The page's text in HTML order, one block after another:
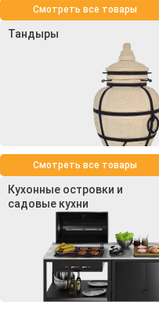
Смотреть все товары
Тандыры
Смотреть все товары
Кухонные островки и
садовые кухни